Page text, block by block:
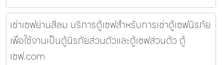
เช่าเซฟย่านสีลม บริการตู้เซฟสำหรับการเช่าตู้เซฟนิรภัย
เพื่อใช้งานเป็นตู้นิรภัยส่วนตัวและตู้เซฟส่วนตัว ตู้
เซฟ.com